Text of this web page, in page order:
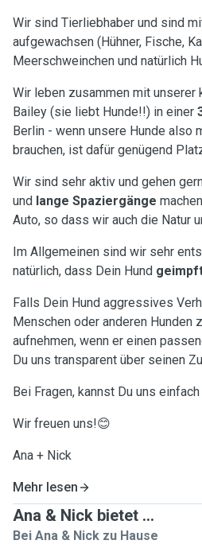
Wir sind Tierliebhaber und sind
aufgewachsen (Hühner, Fische,
Meerschweinchen und natürlich
Wir leben zusammen mit unserer
Bailey (sie liebt Hunde!!) in einer
Berlin - wenn unsere Hunde also
brauchen, ist dafür genügend
Wir sind sehr aktiv und gehen
und lange Spaziergänge
Auto, so dass wir auch die Natur
Im Allgemeinen sind wir sehr
natürlich, dass Dein Hund
Falls Dein Hund aggressives
Menschen oder anderen Hunden
aufnehmen, wenn er einen
Du uns transparent über seinen
Bei Fragen, kannst Du uns
Wir freuen uns!😊
Ana + Nick
Mehr lesen
Ana & Nick bietet ...
Bei Ana & Nick zu Hause